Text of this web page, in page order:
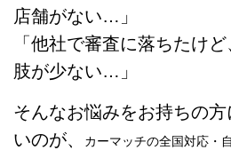
店舗がない…」
「他社で審査に落ちたけ
肢が少ない…」
そんなお悩みをお持ちの
いのが、
カーマッチの全国対応・